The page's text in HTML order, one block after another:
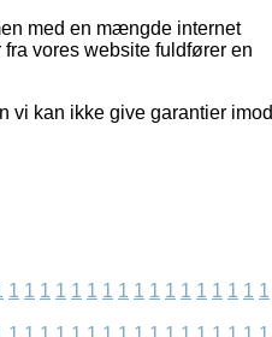
med en mængde internet
vores website fuldfører en
vi kan ikke give garantier imod
1 1 1 1 1 1 1 1 1 1 1 1 1 1 1 1 1